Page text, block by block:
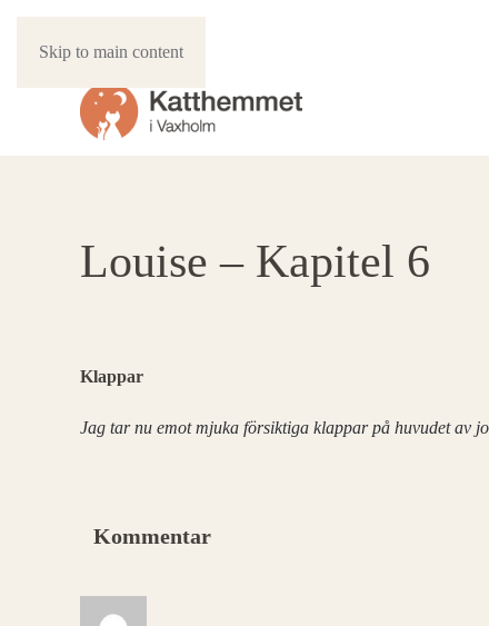
Skip to main content
Louise – Kapitel 6
Klappar
Jag tar nu emot mjuka försiktiga klappar på huvudet av
Kommentar